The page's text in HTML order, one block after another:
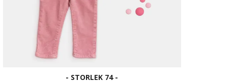
- STORLEK 74 -